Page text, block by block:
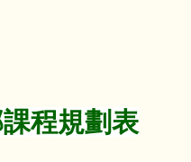
程規劃表